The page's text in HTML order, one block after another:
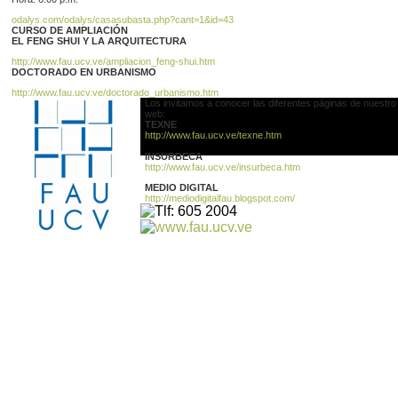
odalys.com/odalys/casasubasta.php?cant=1&id=43
CURSO DE AMPLIACIÓN
EL FENG SHUI Y LA ARQUITECTURA
http://www.fau.ucv.ve/ampliacion_feng-shui.htm
DOCTORADO EN URBANISMO
http://www.fau.ucv.ve/doctorado_urbanismo.htm
Los invitamos a conocer las diferentes páginas de nuestro
web:
TEXNE
http://www.fau.ucv.ve/texne.htm
INSURBECA
http://www.fau.ucv.ve/insurbeca.htm
MEDIO DIGITAL
http://mediodigitalfau.blogspot.com/